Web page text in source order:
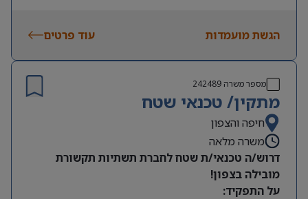
היקף משרה:
משרה מלאה | ימים: א’-ה’ | שעות: 8:00–17:00
תנאים:
רכב צמוד וטלפון סלולרי
שכר גבוה
מיקום: קדימה צורן
הגשת מועמדות עוד פרטים
מספר משרה242489
מתקין/ טכנאי שטח
חיפה והצפון
משרה מלאה
דרוש/ה טכנאי/ת שטח לחברת תשתיות תקשורת
מובילה בצפון!
על התפקיד: